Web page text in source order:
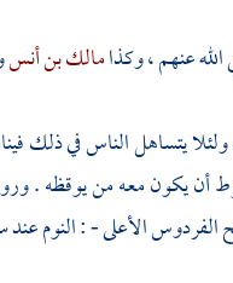
عنهم ، وكذامالك بن أنس
يتساهل الناس في
أن يكون معه من يوقظه .
الأعلى - : النوم عند